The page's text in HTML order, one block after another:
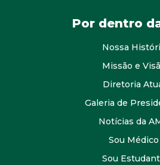
Por dentro
Nossa
Missão e
Diretoria
Galeria de
Notícias da
Sou Médico
Sou